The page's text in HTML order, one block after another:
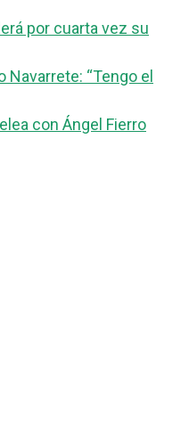
por cuarta vez su
Navarrete: “Tengo el
con Ángel Fierro